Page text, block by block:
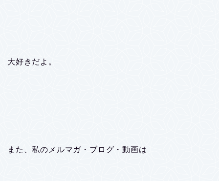
大好きだよ。
また、私のメルマガ・ブログ・動画は